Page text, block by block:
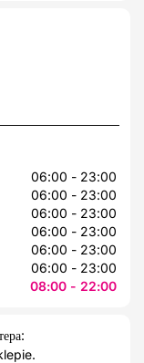
06:00 - 23:00
06:00 - 23:00
06:00 - 23:00
06:00 - 23:00
06:00 - 23:00
06:00 - 23:00
08:00 - 22:00